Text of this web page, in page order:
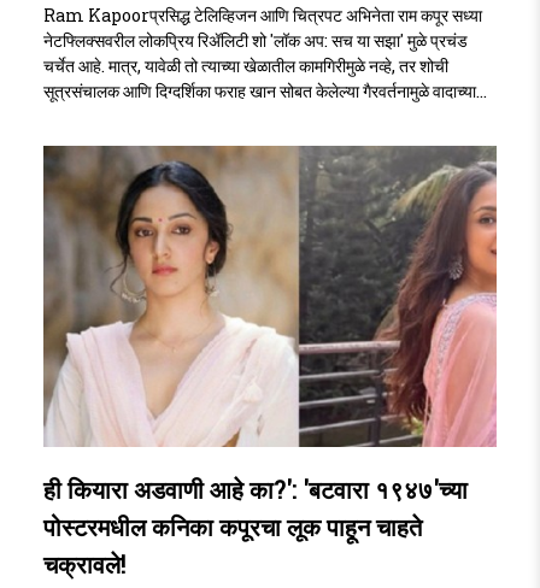
Ram Kapoorप्रसिद्ध टेलिव्हिजन आणि चित्रपट अभिनेता राम कपूर सध्या
नेटफ्लिक्सवरील लोकप्रिय रिॲलिटी शो 'लॉक अप: सच या सझा' मुळे प्रचंड
चर्चेत आहे. मात्र, यावेळी तो त्याच्या खेळातील कामगिरीमुळे नव्हे, तर शोची
सूत्रसंचालक आणि दिग्दर्शिका फराह खान सोबत केलेल्या गैरवर्तनामुळे वादाच्या
मोठ्या आवाजात उत्तर दिल्याने सोशल मीडियावर प्रेक्षकांनी त्याच्यावर तीव्र संताप
व्यक्त केला आहे. Ram Kapoor..
ही कियारा अडवाणी आहे का?': 'बटवारा १९४७'च्या
पोस्टरमधील कनिका कपूरचा लूक पाहून चाहते
चक्रावले!